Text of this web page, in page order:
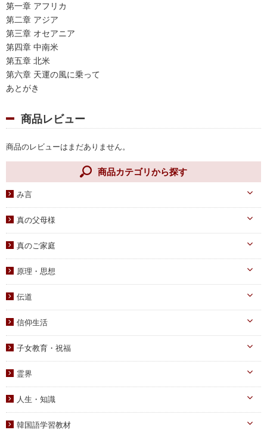
第一章 アフリカ
第二章 アジア
第三章 オセアニア
第四章 中南米
第五章 北米
第六章 天運の風に乗って
あとがき
商品レビュー
商品のレビューはまだありません。
商品カテゴリから探す
み言
摂理のみ言
信仰のみ言
信仰入門
祈祷文集
宣布・講演
真の父母様
生涯路程
自叙伝関連
真のご家庭
原理・思想
勝共理論
伝道
統一運動
ブックレット
信仰生活
祝福・伝統
信仰の証し・教会史
子女教育・祝福
中高生向け
青年向け
霊界
人生・知識
韓国語学習教材